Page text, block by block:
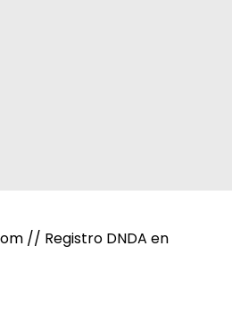
// Registro DNDA en